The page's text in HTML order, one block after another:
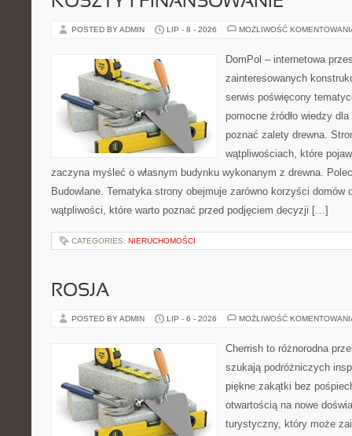
POSTED BY ADMIN LIP - 8 - 2026 MOŻLIWOŚĆ
DomPol – internetowa
zainteresowanych
serwis poświęcony
pomocne źródło wiedzy
poznać zalety drewna.
wątpliwościach, które
zaczyna myśleć o własnym budynku wykonanym z drewna.
Budowlane. Tematyka strony obejmuje zarówno korzyści domów
wątpliwości, które warto poznać przed podjęciem decyzji […]
CATEGORIES: NIERUCHOMOŚCI
ROSJA
POSTED BY ADMIN LIP - 6 - 2026 MOŻLIWOŚĆ
Cherrish to różnorodna
szukają podróżniczych
piękne zakątki bez
otwartością na nowe
turystyczny, który może